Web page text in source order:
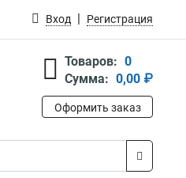
Вход Регистрация
Товаров: 0
Сумма: 0,00 ₽
Оформить заказ